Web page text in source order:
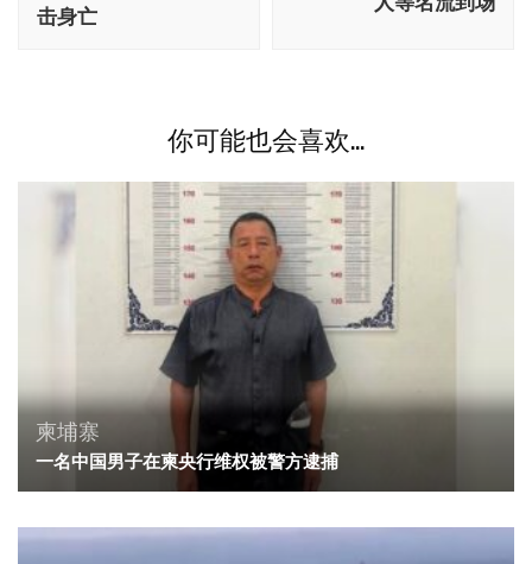
航
击身亡
你可能也会喜欢...
柬埔寨
一名中国男子在柬央行维权被警方逮捕